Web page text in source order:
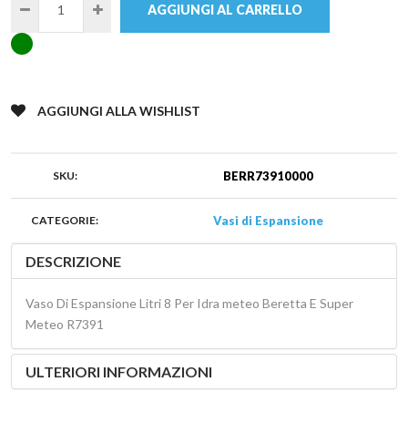
AGGIUNGI AL CARRELLO
AGGIUNGI ALLA WISHLIST
SKU: BERR73910000
CATEGORIE: Vasi di Espansione
DESCRIZIONE
Vaso Di Espansione Litri 8 Per Idra meteo Beretta E Super
Meteo R7391
ULTERIORI INFORMAZIONI